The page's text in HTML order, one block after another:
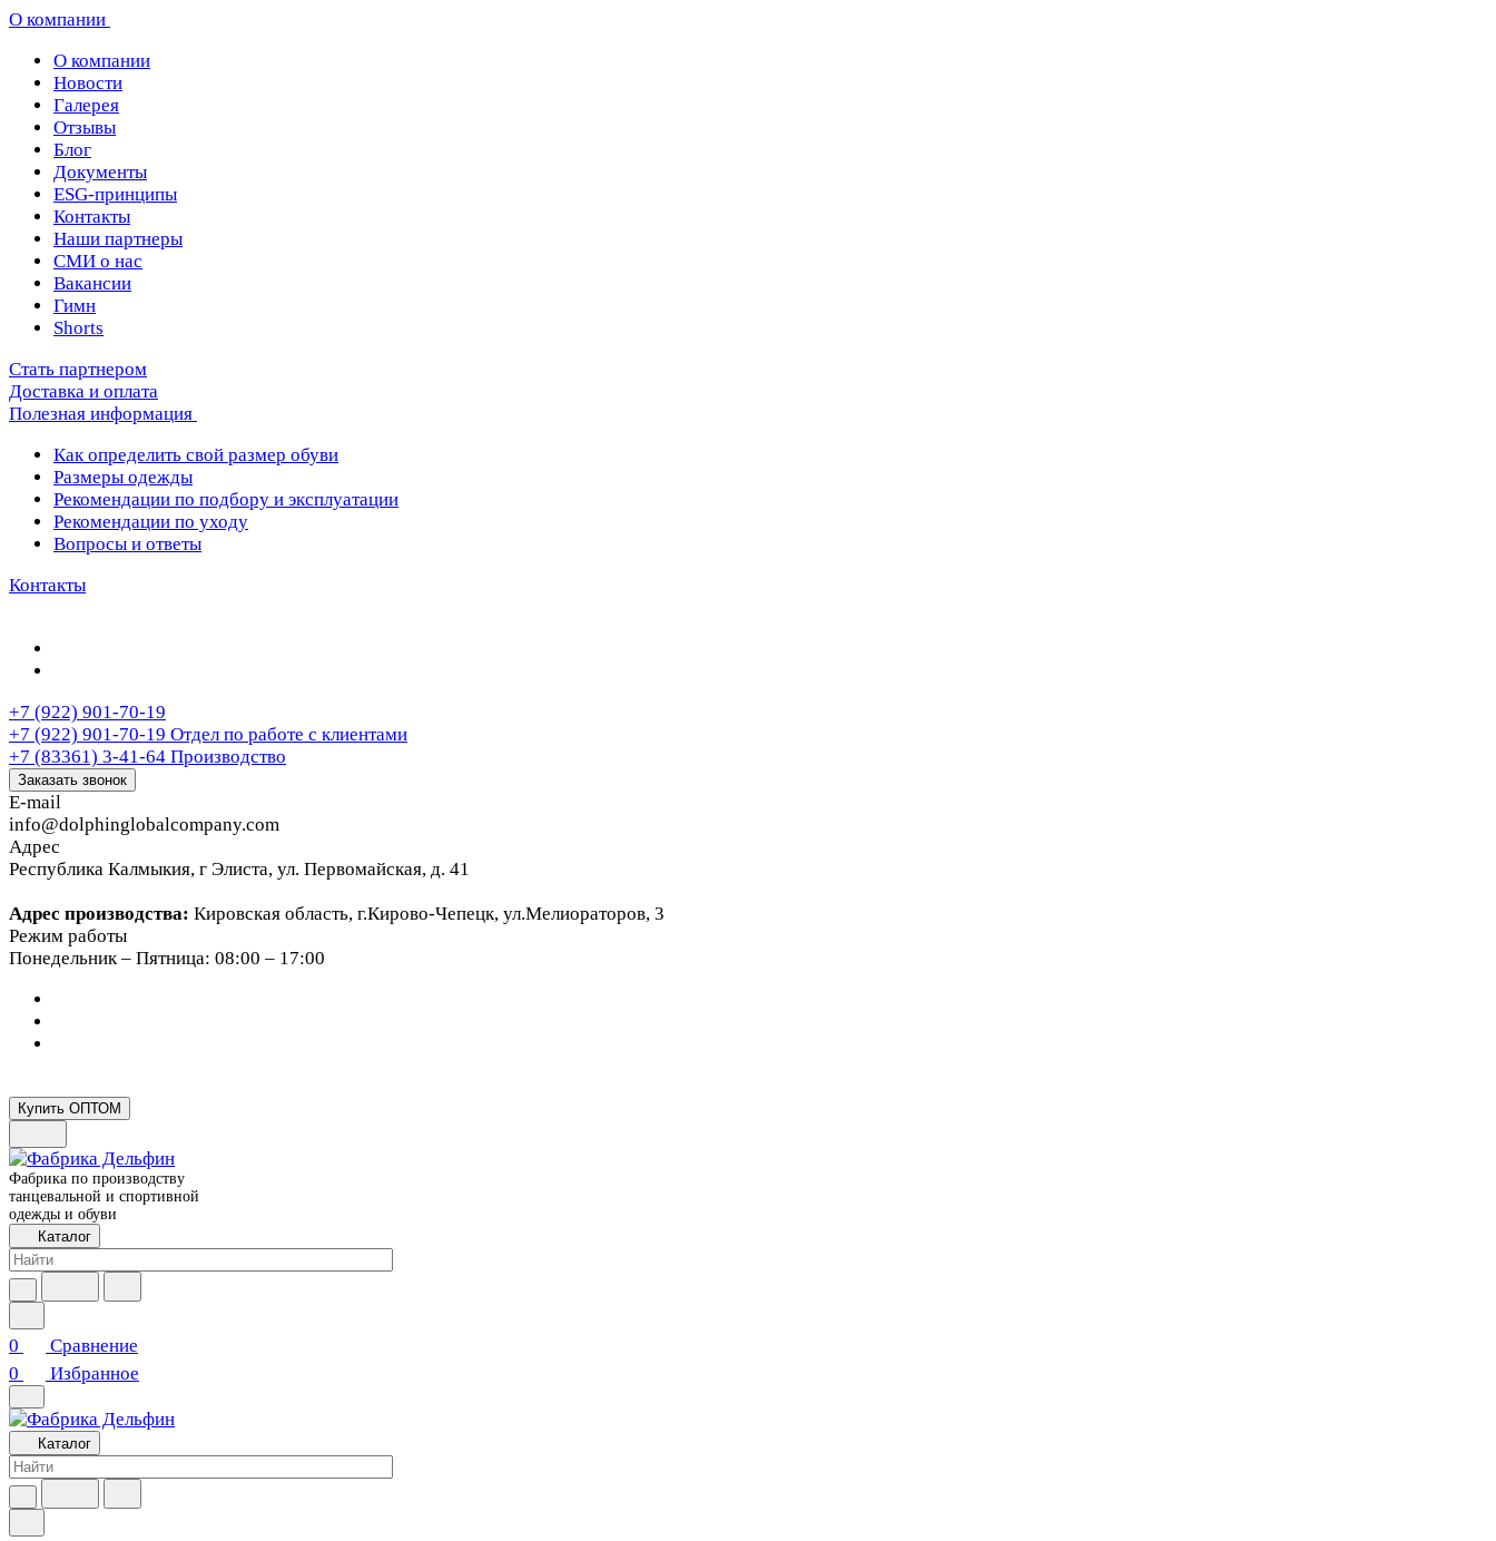
О компании
О компании
Новости
Галерея
Отзывы
Блог
Документы
ESG-принципы
Контакты
Наши партнеры
СМИ о нас
Вакансии
Гимн
Shorts
Стать партнером
Доставка и оплата
Полезная информация
Как определить свой размер обуви
Размеры одежды
Рекомендации по подбору и эксплуатации
Рекомендации по уходу
Вопросы и ответы
Контакты
+7 (922) 901-70-19
+7 (922) 901-70-19 Отдел по работе с клиентами
+7 (83361) 3-41-64 Производство
Заказать звонок
E-mail
info@dolphinglobalcompany.com
Адрес
Республика Калмыкия, г Элиста, ул. Первомайская, д. 41
Адрес производства: Кировская область, г.Кирово-Чепецк, ул.Мелиораторов, 3
Режим работы
Понедельник – Пятница: 08:00 – 17:00
Купить ОПТОМ
Фабрика по производству
танцевальной и спортивной
одежды и обуви
Каталог
0
Сравнение
0
Избранное
Каталог